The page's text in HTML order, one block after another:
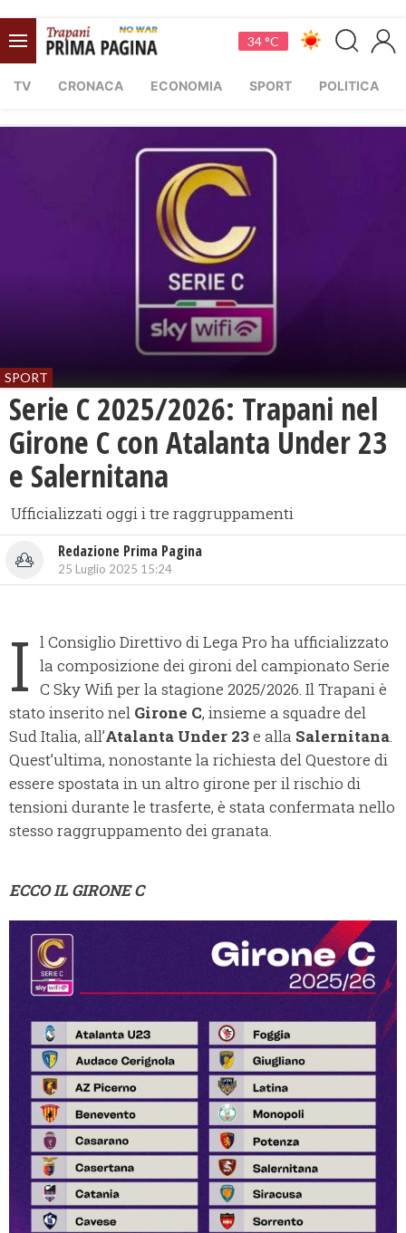
34 °C
TV CRONACA ECONOMIA SPORT POLITICA
SPORT
Serie C 2025/2026: Trapani nel
Girone C con Atalanta Under 23
e Salernitana
Ufficializzati oggi i tre raggruppamenti
Redazione Prima Pagina
25 Luglio 2025 15:24
I l Consiglio Direttivo di Lega Pro ha ufficializzato
la composizione dei gironi del campionato Serie
C Sky Wifi per la stagione 2025/2026. Il Trapani è
stato inserito nel Girone C, insieme a squadre del
Sud Italia, all’Atalanta Under 23e alla Salernitana.
Quest’ultima, nonostante la richiesta del Questore di
essere spostata in un altro girone per il rischio di
tensioni durante le trasferte, è stata confermata nello
stesso raggruppamento dei granata.
ECCO IL GIRONE C